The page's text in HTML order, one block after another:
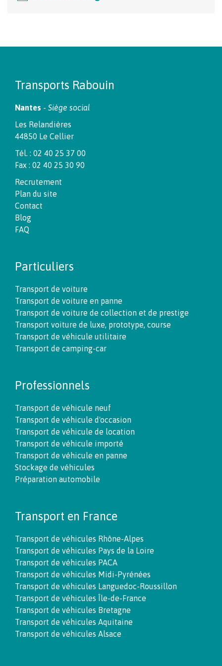
Transports Rabouin
Nantes - Siège social
Les Relandières
44850 Le Cellier
Tél. : 02 40 25 37 00
Fax : 02 40 25 30 90
Recrutement
Plan du site
Contact
Blog
FAQ
Particuliers
Transport de voiture
Transport de voiture en panne
Transport de voiture de collection et de prestige
Transport voiture de luxe, prototype, course
Transport de véhicule utilitaire
Transport de camping-car
Professionnels
Transport de véhicule neuf
Transport de véhicule d'occasion
Transport de véhicule de location
Transport de véhicule importé
Transport de véhicule en panne
Stockage de véhicules
Préparation automobile
Transport en France
Transport de véhicules Rhône-Alpes
Transport de véhicules Pays de la Loire
Transport de véhicules PACA
Transport de véhicules Midi-Pyrénées
Transport de véhicules Languedoc-Roussillon
Transport de véhicules Île-de-France
Transport de véhicules Bretagne
Transport de véhicules Aquitaine
Transport de véhicules Alsace